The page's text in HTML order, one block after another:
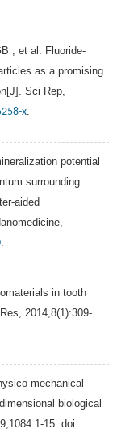
, et al. Fluoride-
as a promising
Sci Rep
x
potential
surrounding
aided
in tooth
2014 8(1):309-
mechanical
biological
1084:1-15. doi: